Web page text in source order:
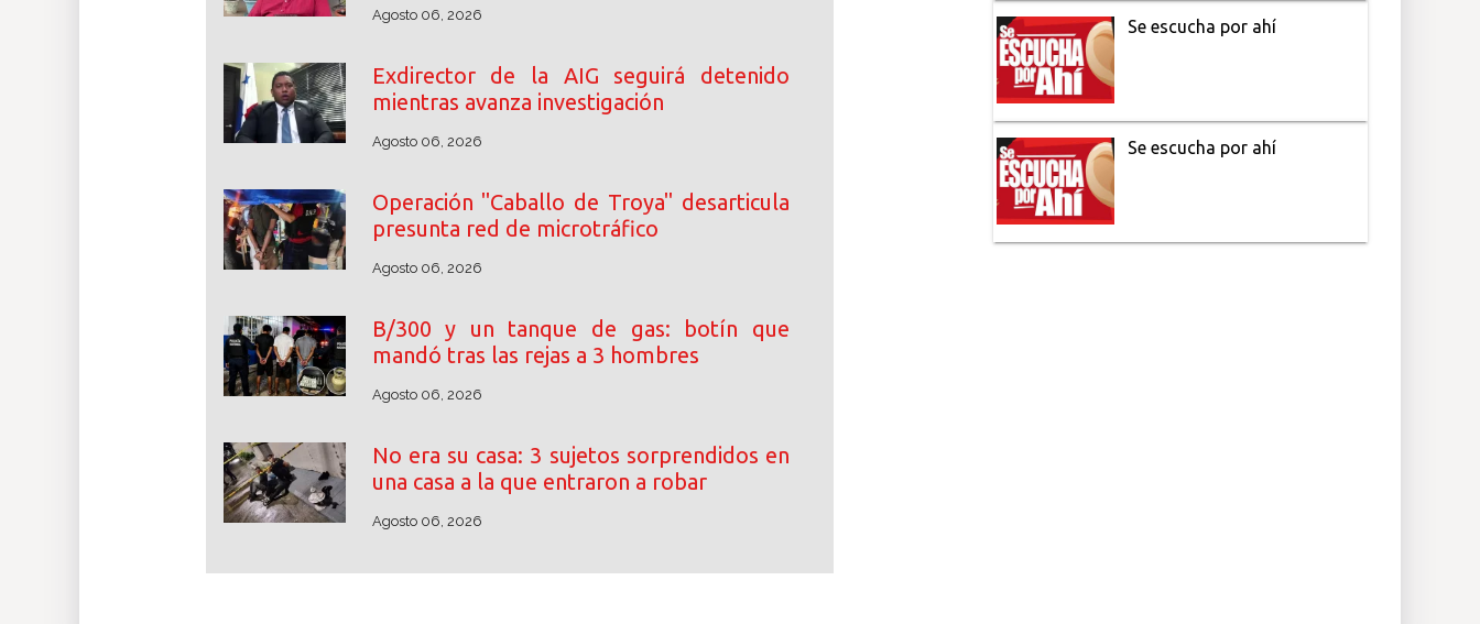
Agosto 06, 2026
Exdirector de la AIG seguirá detenido
mientras avanza investigación
Agosto 06, 2026
Operación "Caballo de Troya" desarticula
presunta red de microtráfico
Agosto 06, 2026
B/300 y un tanque de gas: botín que
mandó tras las rejas a 3 hombres
Agosto 06, 2026
No era su casa: 3 sujetos sorprendidos en
una casa a la que entraron a robar
Agosto 06, 2026
Se escucha por ahí
Se escucha por ahí